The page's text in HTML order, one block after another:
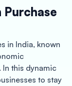
in India, known
this dynamic
to stay